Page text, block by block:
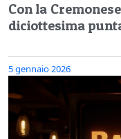
Con la
diciottesima
5 gennaio 2026